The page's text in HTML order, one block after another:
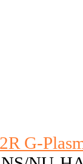
G-